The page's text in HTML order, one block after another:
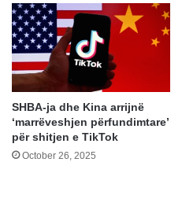
SHBA-ja dhe Kina arrijnë
‘marrëveshjen përfundimtare’
për shitjen e TikTok
October 26, 2025